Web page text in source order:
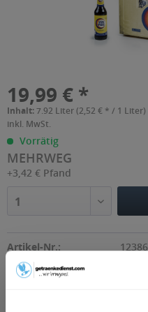
19,99 € *
Inhalt:7.92 Liter (2,52 € * / 1 Liter)
inkl. MwSt.
Vorrätig
MEHRWEG
+3,42 € Pfand
1
Artikel-Nr.: 12386